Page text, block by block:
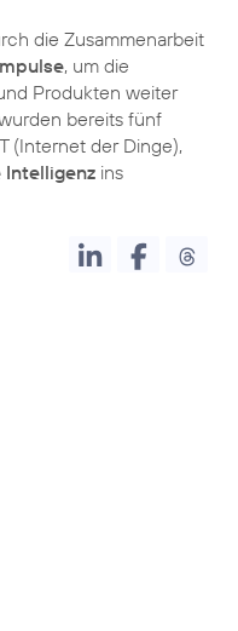
die Zusammenarbeit
, um die
Produkten weiter
bereits fünf
(Internet der Dinge),
Intelligenz ins